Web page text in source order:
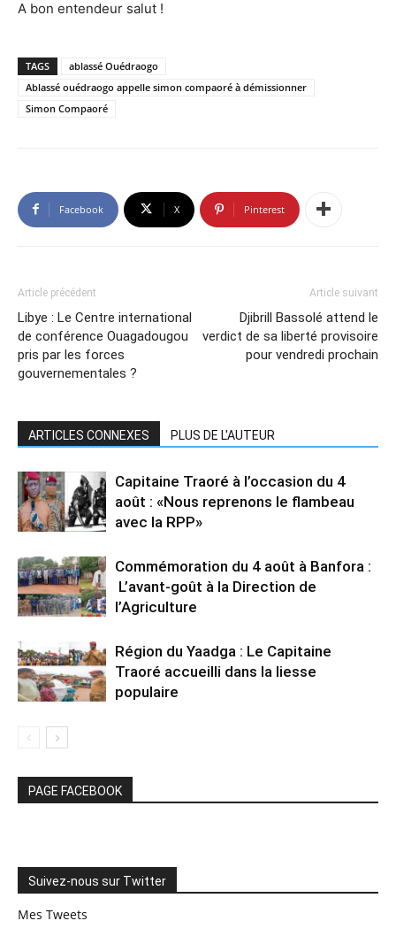
A bon entendeur salut !
TAGS
ablassé Ouédraogo
Ablassé ouédraogo appelle simon compaoré à démissionner
Simon Compaoré
Facebook X Pinterest
Article précédent
Libye : Le Centre international
de conférence Ouagadougou
pris par les forces
gouvernementales ?
Article suivant
Djibrill Bassolé attend le
verdict de sa liberté provisoire
pour vendredi prochain
ARTICLES CONNEXES PLUS DE L'AUTEUR
Capitaine Traoré à l’occasion du 4
août : «Nous reprenons le flambeau
avec la RPP»
Commémoration du 4 août à Banfora :
L’avant-goût à la Direction de
l’Agriculture
Région du Yaadga : Le Capitaine
Traoré accueilli dans la liesse
populaire
PAGE FACEBOOK
Suivez-nous sur Twitter
Mes Tweets